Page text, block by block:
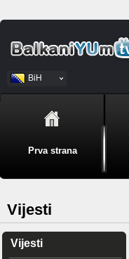
BiH
Srpski
Prva strana
Vijesti
Vijesti